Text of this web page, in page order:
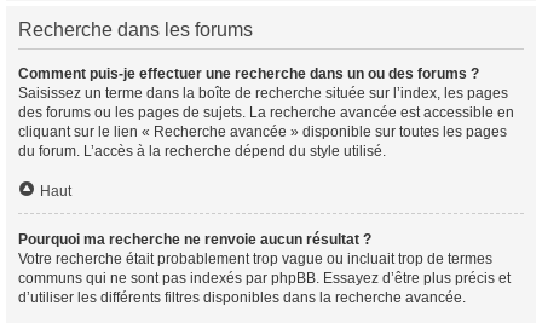
Recherche dans les forums
Comment puis-je effectuer une recherche dans un ou des forums ?
Saisissez un terme dans la boîte de recherche située sur l’index, les pages
des forums ou les pages de sujets. La recherche avancée est accessible en
cliquant sur le lien « Recherche avancée » disponible sur toutes les pages
du forum. L’accès à la recherche dépend du style utilisé.
Haut
Pourquoi ma recherche ne renvoie aucun résultat ?
Votre recherche était probablement trop vague ou incluait trop de termes
communs qui ne sont pas indexés par phpBB. Essayez d’être plus précis et
d’utiliser les différents filtres disponibles dans la recherche avancée.